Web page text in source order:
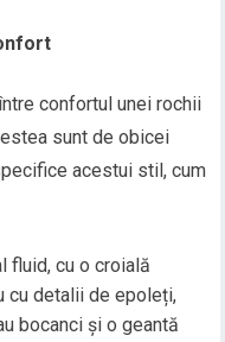
confortul unei rochii
sunt de obicei
acestui stil, cum
fluid, cu o croială
cu detalii de epoleți,
bocanci și o geantă